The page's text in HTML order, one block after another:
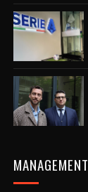
MANAGEMENT